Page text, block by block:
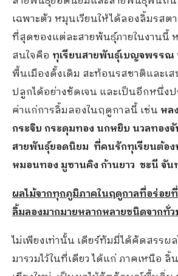
เฉพาะตัว หมุนเวียนให้ได้ลองลิ้มรสต
ที่สุดของแต่ละสายพันธุ์ภายในงานนี้
สนใจคือ ทุเรียนสายพันธุ์เบญจพรรณ
พื้นเมืองดั้งเดิม สะท้อนรสชาติและเ
ปลูกได้อย่างชัดเจน และเป็นอีกหนึ่ง
ค่าแก่การลิ้มลองในฤดูกาลนี้ เช่น หล
กระจิบ กระดุมทอง นกหยิบ นวลทอง
สายพันธุ์ยอดนิยม ที่คนรักทุเรียนต้อง
หมอนทอง มูซานคิง ก้านยาว ชะนี จัน
ผลไม้จากทุกภูมิภาคในฤดูกาลที่อร่อย
ลิ้มลองมากมายหลากหลายชนิดจากทั่
ไม่เพียงเท่านั้น เดียร์ทัมมี่ได้คัดสรรผ
มารวมไว้ในที่เดียว ได้แก่ ภาคเหนือ